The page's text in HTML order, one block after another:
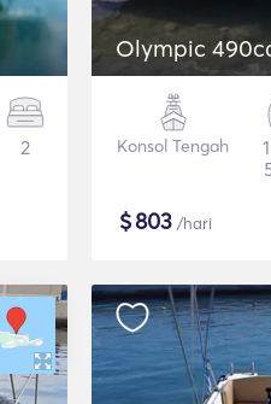
2
Olympic
Konsol Tengah
$803 /hari